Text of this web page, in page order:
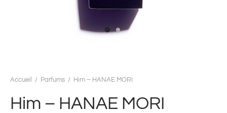
Accueil / Parfums / Him – HANAE MORI
Him – HANAE MORI